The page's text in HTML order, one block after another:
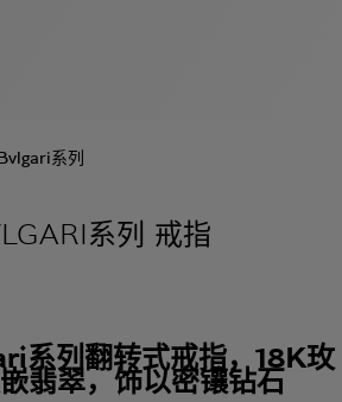
系列
系列 戒指
系列翻转式戒指，18K玫
翡翠，饰以密镶钻石